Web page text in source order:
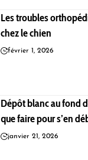
Les troubles
chez le chien
février 1, 2026
Dépôt blanc au fond
que faire pour s’en
janvier 21, 2026